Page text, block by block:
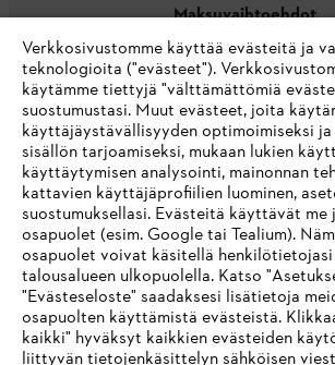
Maksuvaihtoehdot
Yritys
STIHL FAQ
IHR BROWSER WIRD
Verkkosivustomme käyttää evästeitä ja
teknologioita ("evästeet").
käytämme tiettyjä "välttämättömiä
suostumustasi. Muut evästeet, joita
käyttäjäystävällisyyden optimoimiseksi
sisällön tarjoamiseksi, mukaan lukien
käyttäytymisen analysointi, mainonnan
kattavien käyttäjäprofiilien luominen,
suostumuksellasi. Evästeitä käyttävät me
osapuolet (esim. Google tai Tealium).
osapuolet voivat käsitellä
talousalueen ulkopuolella. Katso
"Evästeseloste" saadaksesi lisätietoja
osapuolten käyttämistä evästeistä.
kaikki" hyväksyt kaikkien evästeiden
liittyvän tietojenkäsittelyn sähköisen